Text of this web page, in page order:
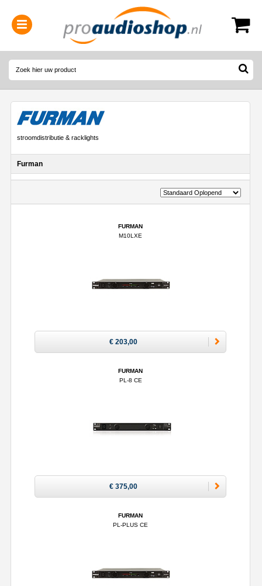
0314-364515
stroomdistributie & racklights
Furman
FURMAN
M10LXE
€ 203,00
FURMAN
PL-8 CE
€ 375,00
FURMAN
PL-PLUS CE